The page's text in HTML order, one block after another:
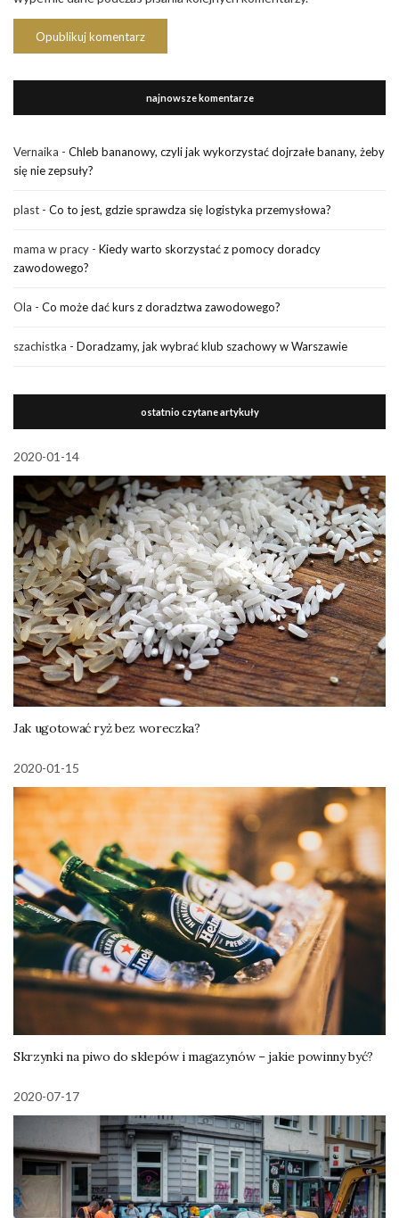
najnowsze komentarze
Vernaika - Chleb bananowy, czyli jak wykorzystać dojrzałe banany, żeby
się nie zepsuły?
plast - Co to jest, gdzie sprawdza się logistyka przemysłowa?
mama w pracy - Kiedy warto skorzystać z pomocy doradcy
zawodowego?
Ola - Co może dać kurs z doradztwa zawodowego?
szachistka - Doradzamy, jak wybrać klub szachowy w Warszawie
ostatnio czytane artykuły
2020-01-14
Jak ugotować ryż bez woreczka?
2020-01-15
Skrzynki na piwo do sklepów i magazynów – jakie powinny być?
2020-07-17